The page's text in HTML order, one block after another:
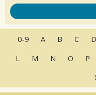
0-9 A B C D
L
M N O P